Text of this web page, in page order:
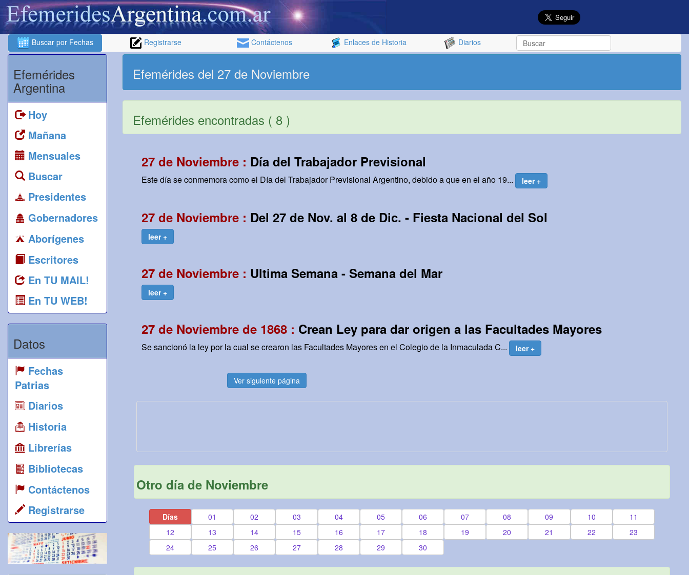
Buscar por Fechas Registrarse Contáctenos Enlaces de Historia Diarios
Efemérides
Argentina
Hoy
Mañana
Mensuales
Buscar
Presidentes
Gobernadores
Aborígenes
Escritores
En TU MAIL!
En TU WEB!
Datos
Fechas
Patrias
Diarios
Historia
Librerías
Bibliotecas
Contáctenos
Registrarse
Efemérides del 27 de Noviembre
Efemérides encontradas ( 8 )
27 de Noviembre : Día del Trabajador Previsional
Este día se conmemora como el Día del Trabajador Previsional Argentino, debido a que en el año 19... leer +
27 de Noviembre : Del 27 de Nov. al 8 de Dic. - Fiesta Nacional del Sol
leer +
27 de Noviembre : Ultima Semana - Semana del Mar
leer +
27 de Noviembre de 1868 : Crean Ley para dar origen a las Facultades Mayores
Se sancionó la ley por la cual se crearon las Facultades Mayores en el Colegio de la Inmaculada C... leer +
Ver siguiente página
Otro día de Noviembre
Días 01 02 03 04 05 06 07 08 09 10
11
12
13 14 15 16 17 18 19 20 21 22
23
24
25 26 27 28 29 30